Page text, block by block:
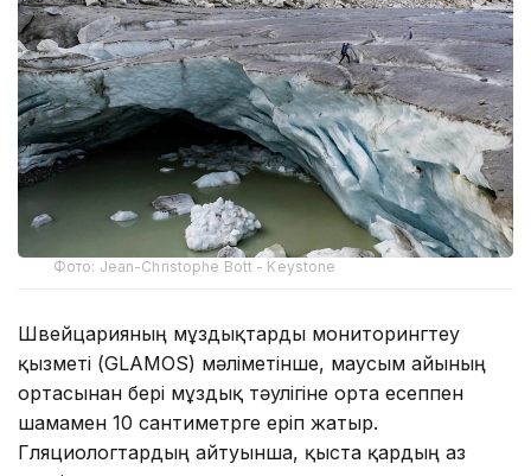
Фото: Jean-Christophe Bott - Keystone
Швейцарияның мұздықтарды мониторингтеу
қызметі (GLAMOS) мәліметінше, маусым айының
ортасынан бері мұздық тәулігіне орта есеппен
шамамен 10 сантиметрге еріп жатыр.
Гляциологтардың айтуынша, қыста қардың аз